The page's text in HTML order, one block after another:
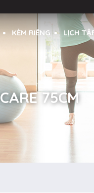
KÈM RIÊNG LỊCH
75CM